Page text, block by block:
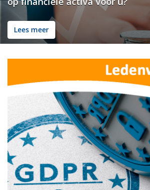
Lees meer